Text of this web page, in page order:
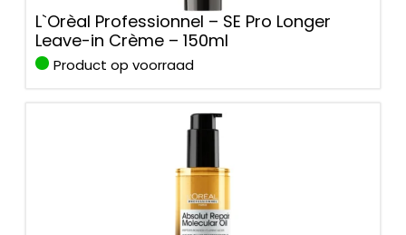
L`Orèal Professionnel – SE Pro Longer
Leave-in Crème – 150ml
Product op voorraad